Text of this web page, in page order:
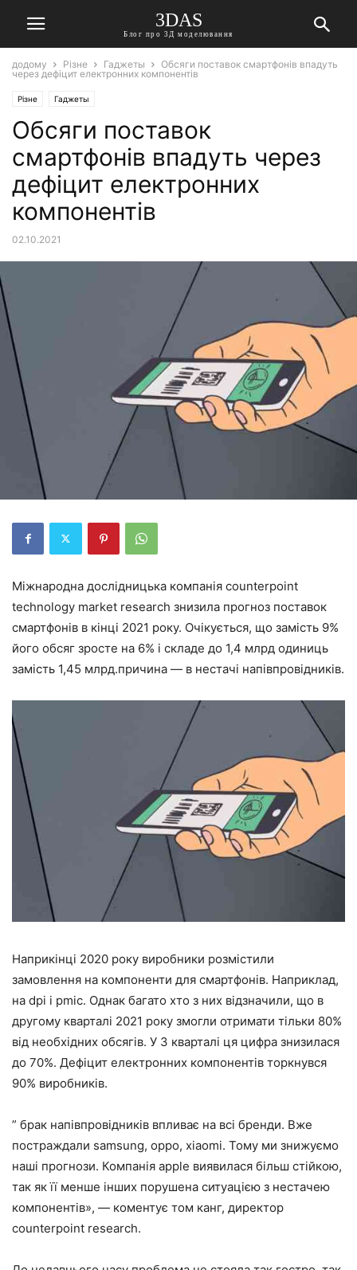
3DAS
Блог про 3Д моделювання
додому Різне Гаджеты
Обсяги поставок смартфонів впадуть
через дефіцит електронних компонентів
Різне Гаджеты
Обсяги поставок
смартфонів впадуть через
дефіцит електронних
компонентів
02.10.2021
Міжнародна дослідницька компанія counterpoint
technology market research знизила прогноз поставок
смартфонів в кінці 2021 року. Очікується, що замість 9%
його обсяг зросте на 6% і складе до 1,4 млрд одиниць
замість 1,45 млрд.причина — в нестачі напівпровідників.
Наприкінці 2020 року виробники розмістили
замовлення на компоненти для смартфонів. Наприклад,
на dpi і pmic. Однак багато хто з них відзначили, що в
другому кварталі 2021 року змогли отримати тільки 80%
від необхідних обсягів. У 3 кварталі ця цифра знизилася
до 70%. Дефіцит електронних компонентів торкнувся
90% виробників.
” брак напівпровідників впливає на всі бренди. Вже
постраждали samsung, oppo, xiaomi. Тому ми знижуємо
наші прогнози. Компанія apple виявилася більш стійкою,
так як її менше інших порушена ситуацією з нестачею
компонентів», — коментує том канг, директор
counterpoint research.